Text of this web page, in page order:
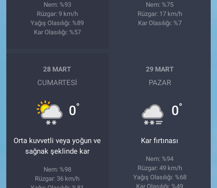
Nem: %93
Rüzgar: 9 km/h
Yağış Olasılığı: %89
Kar Olasılığı: %57
Nem: %75
Rüzgar: 17 km/h
Kar Olasılığı: %7
28 MART
CUMARTESI
0°
Orta kuvvetli veya yoğun ve
sağnak şeklinde kar
Nem: %98
Rüzgar: 36 km/h
29 MART
PAZAR
0°
Kar fırtınası
Nem: %94
Rüzgar: 49 km/h
Yağış Olasılığı: %68
Kar Olasılığı: %49